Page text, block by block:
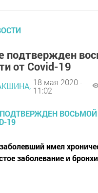
подтвержден
от Covid-19
18 мая 2020 -
11:02
имел
заболевание и